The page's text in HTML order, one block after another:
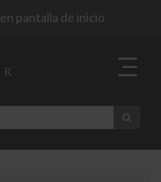
en pantalla de inicio